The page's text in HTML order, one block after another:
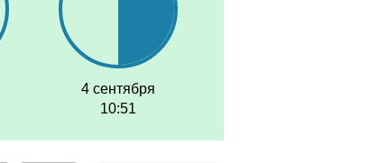
4 сентября
10:51